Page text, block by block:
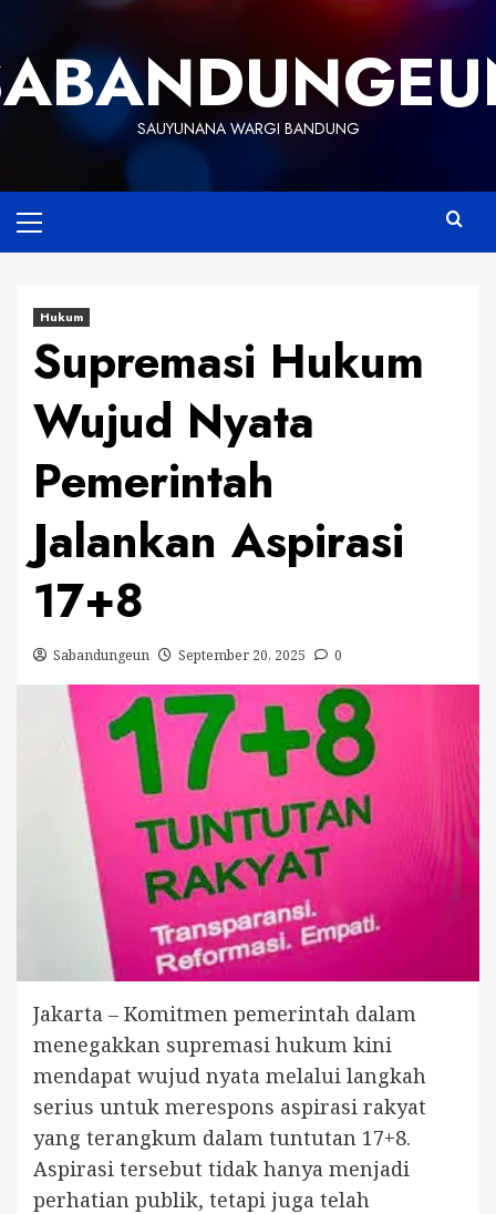
content
SAUYUNANA WARGI BANDUNG
Menu
Hukum
Supremasi Hukum
Wujud Nyata
Pemerintah
Jalankan Aspirasi
17+8
Sabandungeun September 20, 2025 0
Jakarta – Komitmen pemerintah dalam
menegakkan supremasi hukum kini
mendapat wujud nyata melalui langkah
serius untuk merespons aspirasi rakyat
yang terangkum dalam tuntutan 17+8.
Aspirasi tersebut tidak hanya menjadi
perhatian publik, tetapi juga telah